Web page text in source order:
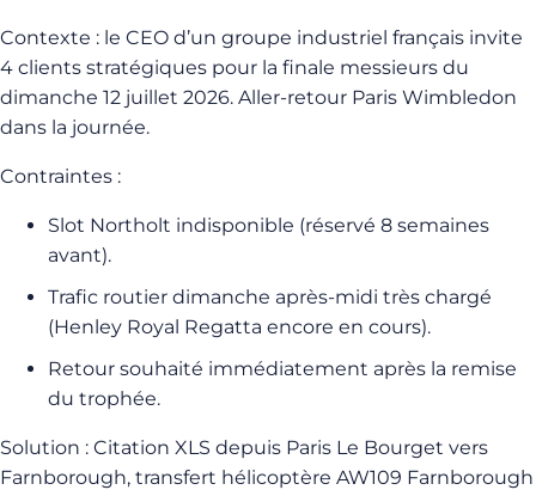
Contexte : le CEO d’un groupe industriel français invite
4 clients stratégiques pour la finale messieurs du
dimanche 12 juillet 2026. Aller-retour Paris Wimbledon
dans la journée.
Contraintes :
Slot Northolt indisponible (réservé 8 semaines
avant).
Trafic routier dimanche après-midi très chargé
(Henley Royal Regatta encore en cours).
Retour souhaité immédiatement après la remise
du trophée.
Solution : Citation XLS depuis Paris Le Bourget vers
Farnborough, transfert hélicoptère AW109 Farnborough